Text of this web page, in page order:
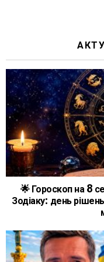
🌟 Гороскоп на 8
Зодіаку: день